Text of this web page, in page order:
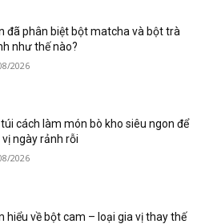
đã phân biệt bột matcha và bột trà
như thế nào?
2026
túi cách làm món bò kho siêu ngon để
vị ngày rảnh rỗi
2026
hiểu về bột cam – loại gia vị thay thế